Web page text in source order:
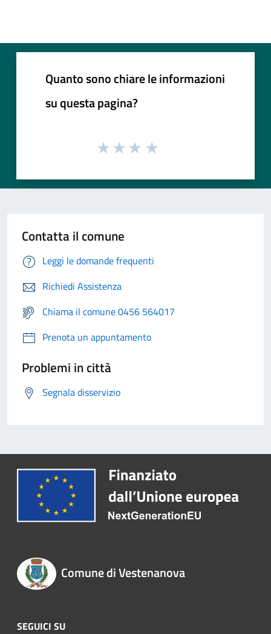
Quanto sono chiare le informazioni
su questa pagina?
Contatta il comune
Leggi le domande frequenti
Richiedi Assistenza
Chiama il comune 0456 564017
Prenota un appuntamento
Problemi in città
Segnala disservizio
Comune di Vestenanova
SEGUICI SU